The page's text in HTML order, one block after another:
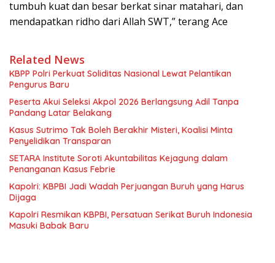
tumbuh kuat dan besar berkat sinar matahari, dan
mendapatkan ridho dari Allah SWT,” terang Ace
Related News
KBPP Polri Perkuat Soliditas Nasional Lewat Pelantikan
Pengurus Baru
Peserta Akui Seleksi Akpol 2026 Berlangsung Adil Tanpa
Pandang Latar Belakang
Kasus Sutrimo Tak Boleh Berakhir Misteri, Koalisi Minta
Penyelidikan Transparan
SETARA Institute Soroti Akuntabilitas Kejagung dalam
Penanganan Kasus Febrie
Kapolri: KBPBI Jadi Wadah Perjuangan Buruh yang Harus
Dijaga
Kapolri Resmikan KBPBI, Persatuan Serikat Buruh Indonesia
Masuki Babak Baru